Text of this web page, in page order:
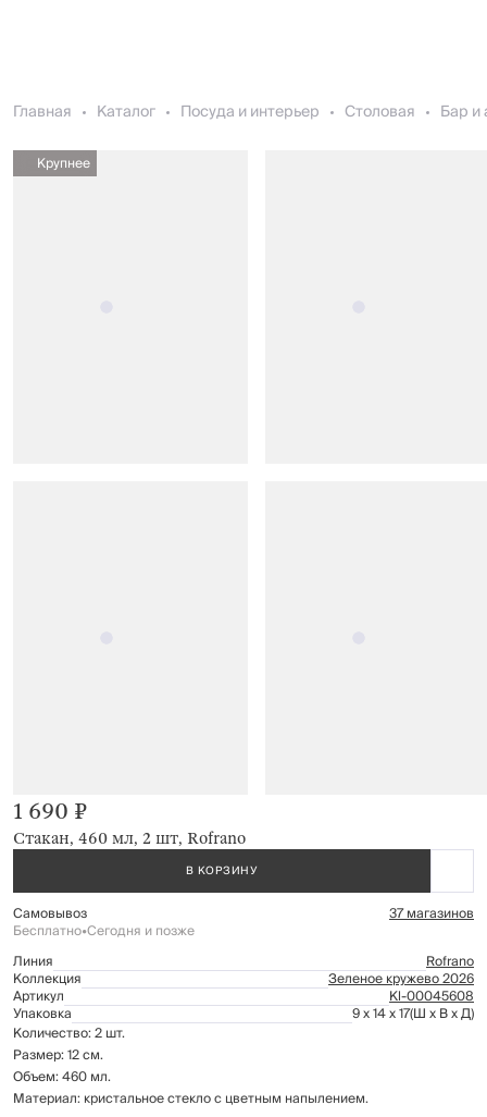
Главная Каталог Посуда и интерьер Столовая Бар и
Крупнее
Стакан, 460 мл, 2 шт, Rofrano
1 690 ₽
В КОРЗИНУ
Самовывоз 37 магазинов
Бесплатно•Сегодня и позже
Линия
Rofrano
Коллекция Зеленое кружево 2026
Артикул Kl-00045608
Упаковка 9 x 14 x 17(Ш x В x Д)
Количество: 2 шт.
Размер: 12 см.
Объем: 460 мл.
Материал: кристальное стекло с цветным напылением.